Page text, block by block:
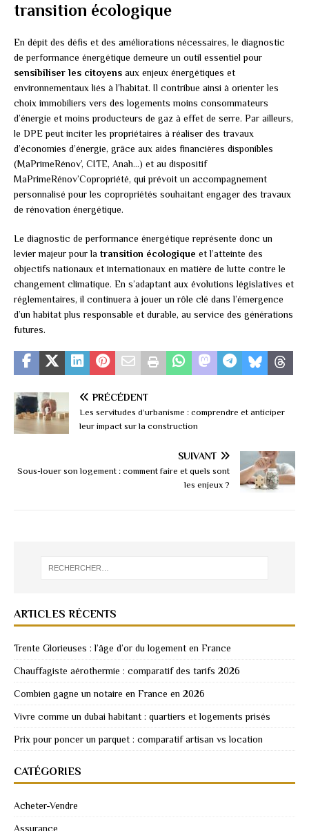
transition écologique
En dépit des défis et des améliorations nécessaires, le diagnostic
de performance énergétique demeure un outil essentiel pour
sensibiliser les citoyens aux enjeux énergétiques et
environnementaux liés à l’habitat. Il contribue ainsi à orienter les
choix immobiliers vers des logements moins consommateurs
d’énergie et moins producteurs de gaz à effet de serre. Par ailleurs,
le DPE peut inciter les propriétaires à réaliser des travaux
d’économies d’énergie, grâce aux aides financières disponibles
(MaPrimeRénov’, CITE, Anah…) et au dispositif
MaPrimeRénov’Copropriété, qui prévoit un accompagnement
personnalisé pour les copropriétés souhaitant engager des travaux
de rénovation énergétique.
Le diagnostic de performance énergétique représente donc un
levier majeur pour la transition écologique et l’atteinte des
objectifs nationaux et internationaux en matière de lutte contre le
changement climatique. En s’adaptant aux évolutions législatives et
réglementaires, il continuera à jouer un rôle clé dans l’émergence
d’un habitat plus responsable et durable, au service des générations
futures.
PRÉCÉDENT
Les servitudes d’urbanisme : comprendre et anticiper
leur impact sur la construction
SUIVANT
Sous-louer son logement : comment faire et quels sont
les enjeux ?
ARTICLES RÉCENTS
Trente Glorieuses : l’âge d’or du logement en France
Chauffagiste aérothermie : comparatif des tarifs 2026
Combien gagne un notaire en France en 2026
Vivre comme un dubai habitant : quartiers et logements prisés
Prix pour poncer un parquet : comparatif artisan vs location
CATÉGORIES
Acheter-Vendre
Assurance